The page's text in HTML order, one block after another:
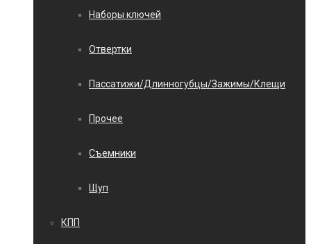
Наборы ключей
Отвертки
Пассатижи/Длинногубцы/Зажимы/Клещи
Прочее
Съемники
Щуп
КПП